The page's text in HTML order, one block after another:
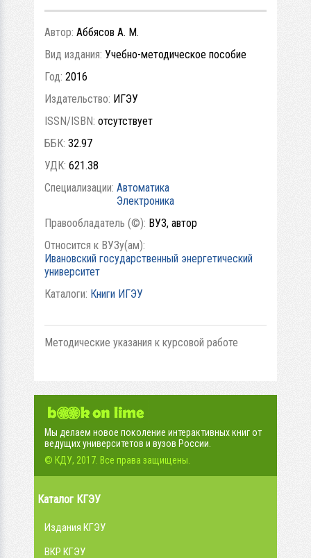
Автор: Аббясов А. М.
Вид издания: Учебно-методическое пособие
Год: 2016
Издательство: ИГЭУ
ISSN/ISBN: отсутствует
ББК: 32.97
УДК: 621.38
Специализации: Автоматика
Электроника
Правообладатель (©): ВУЗ, автор
Относится к ВУЗу(ам):
Ивановский государственный энергетический
университет
Каталоги: Книги ИГЭУ
Методические указания к курсовой работе
Мы делаем новое поколение интерактивных книг от
ведущих университетов и вузов России.
© КДУ, 2017. Все права защищены.
Каталог КГЭУ
Издания КГЭУ
ВКР КГЭУ